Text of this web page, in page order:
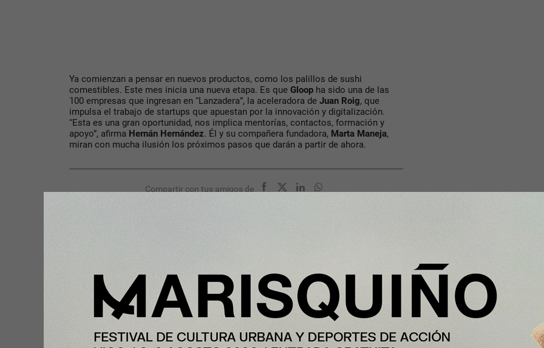
Ya comienzan a pensar en nuevos productos, como los palillos de sushi
comestibles. Este mes inicia una nueva etapa. Es que Gloop ha sido una de las
100 empresas que ingresan en “Lanzadera”, la aceleradora de Juan Roig, que
impulsa el trabajo de startups que apuestan por la innovación y digitalización.
“Esta es una gran oportunidad, nos implica mentorías, contactos, formación y
apoyo”, afirma Hernán Hernández. Él y su compañera fundadora, Marta Maneja,
miran con mucha ilusión los próximos pasos que darán a partir de ahora.
Compartir con tus amigos de
Tu opinión enriquece este artículo:
Ingresar con Google